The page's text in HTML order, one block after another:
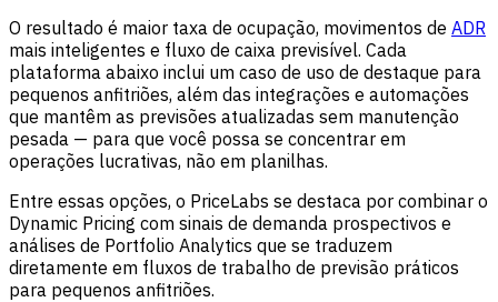
O resultado é maior taxa de ocupação, movimentos de ADR
mais inteligentes e fluxo de caixa previsível. Cada
plataforma abaixo inclui um caso de uso de destaque para
pequenos anfitriões, além das integrações e automações
que mantêm as previsões atualizadas sem manutenção
pesada — para que você possa se concentrar em
operações lucrativas, não em planilhas.
Entre essas opções, o PriceLabs se destaca por combinar o
Dynamic Pricing com sinais de demanda prospectivos e
análises de Portfolio Analytics que se traduzem
diretamente em fluxos de trabalho de previsão práticos
para pequenos anfitriões.